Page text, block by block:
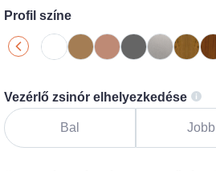
Profil színe
Vezérlő zsinór elhelyezkedése
Bal Jobb